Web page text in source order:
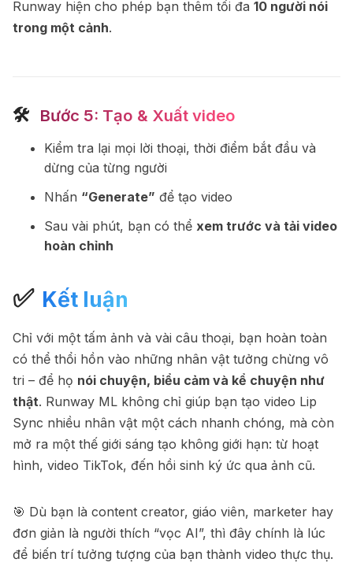
Runway hiện cho phép bạn thêm tối đa 10 người nói
trong một cảnh.
🛠 ️ Bước 5: Tạo & Xuất video
Kiểm tra lại mọi lời thoại, thời điểm bắt đầu và
dừng của từng người
Nhấn “Generate” để tạo video
Sau vài phút, bạn có thể xem trước và tải video
hoàn chỉnh
✅ Kết luận
Chỉ với một tấm ảnh và vài câu thoại, bạn hoàn toàn
có thể thổi hồn vào những nhân vật tưởng chừng vô
tri – để họ nói chuyện, biểu cảm và kể chuyện như
thật. Runway ML không chỉ giúp bạn tạo video Lip
Sync nhiều nhân vật một cách nhanh chóng, mà còn
mở ra một thế giới sáng tạo không giới hạn: từ hoạt
hình, video TikTok, đến hồi sinh ký ức qua ảnh cũ.
🎯 Dù bạn là content creator, giáo viên, marketer hay
đơn giản là người thích “vọc AI”, thì đây chính là lúc
để biến trí tưởng tượng của bạn thành video thực thụ.